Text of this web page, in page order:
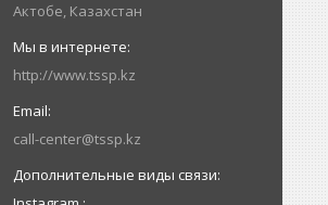
Актобе, Казахстан
http://www.tssp.kz
call-center@tssp.kz